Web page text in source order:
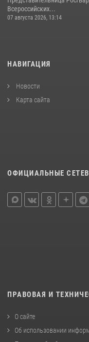
Всероссийских...
07 августа 2026, 13:14
НАВИГАЦИЯ
Новости
Карта сайта
ОФИЦИАЛЬНЫЕ
ПРАВОВАЯ И
О сайте
Об использовании